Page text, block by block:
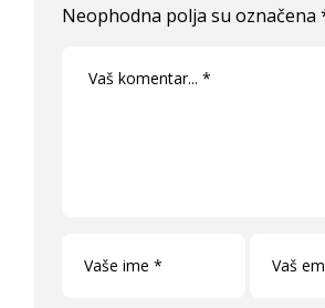
Neophodna polja su označena